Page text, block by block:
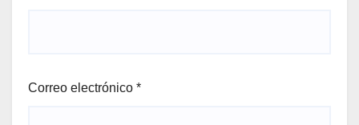
Correo electrónico *